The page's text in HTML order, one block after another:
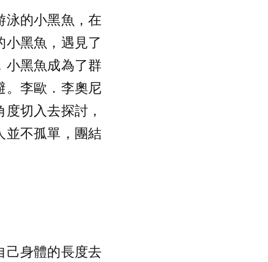
泳的小黑魚，在
黑魚，遇見了
小黑魚成為了群
。李歐．李奧尼
切入去探討，
並不孤單，團結
己身體的長度去